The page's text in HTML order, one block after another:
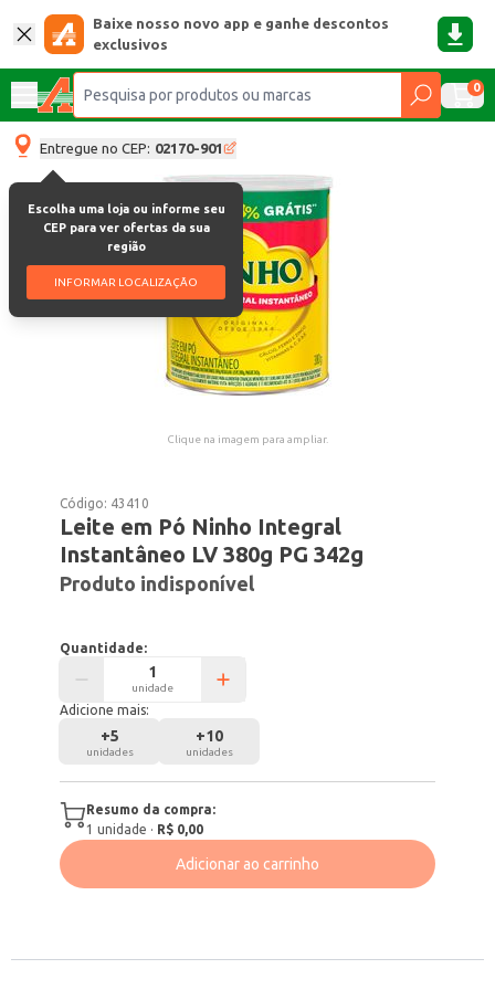
Baixe nosso novo app e ganhe descontos
exclusivos
0
Entregue no CEP: 02170-901
Escolha uma loja ou informe seu
CEP para ver ofertas da sua
região
INFORMAR LOCALIZAÇÃO
Clique na imagem para ampliar.
Código: 43410
Leite em Pó Ninho Integral
Instantâneo LV 380g PG 342g
Produto indisponível
Quantidade:
unidade
Adicione mais:
+5
unidades
+10
unidades
Resumo da compra:
1 unidade · R$ 0,00
Adicionar ao carrinho